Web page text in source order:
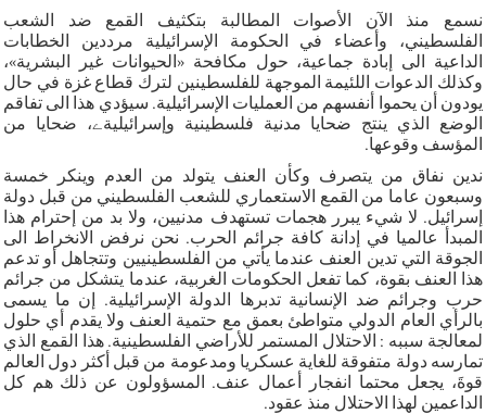
نسمع منذ الآن الأصوات المطالبة بتكثيف القمع ضد الشعب
الفلسطيني، وأعضاء في الحكومة الإسرائيلية مرددين الخطابات
الداعية الى إبادة جماعية، حول مكافحة «الحيوانات غير البشرية»،
وكذلك الدعوات اللئيمة الموجهة للفلسطينين لترك قطاع غزة في حال
يودون أن يحموا أنفسهم من العمليات الإسرائيلية. سيؤدي هذا الى تفاقم
الوضع الذي ينتج ضحايا مدنية فلسطينية وإسرائيليةے، ضحايا من
المؤسف وقوعها.
ندين نفاق من يتصرف وكأن العنف يتولد من العدم وينكر خمسة
وسبعون عاما من القمع الاستعماري للشعب الفلسطيني من قبل دولة
إسرائيل. لا شيء يبرر هجمات تستهدف مدنيين، ولا بد من إحترام هذا
المبدأ عالميا في إدانة كافة جرائم الحرب. نحن نرفض الانخراط الى
الجوقة التي تدين العنف عندما يأتي من الفلسطينيين وتتجاهل أو تدعم
هذا العنف بقوة، كما تفعل الحكومات الغربية، عندما يتشكل من جرائم
حرب وجرائم ضد الإنسانية تدبرها الدولة الإسرائيلية. إن ما يسمى
بالرأي العام الدولي متواطئ بعمق مع حتمية العنف ولا يقدم أي حلول
لمعالجة سببه : الاحتلال المستمر للأراضي الفلسطينية. هذا القمع الذي
تمارسه دولة متفوقة للغاية عسكريا ومدعومة من قبل أكثر دول العالم
قوةَ، يجعل محتما انفجار أعمال عنف. المسؤولون عن ذلك هم كل
الداعمين لهذا الاحتلال منذ عقود.